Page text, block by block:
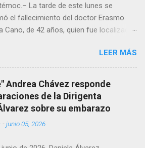
La tarde de este lunes se
el fallecimiento del doctor Erasmo
Cano, de 42 años, quien fue localizado
ubicada en el kilómetro 10 del
Comercial. Según reportes el médico
quitado la vida mientras permanecía
en el consultorio, por lo que
tuvieron que derribar la puerta,
quien se desempeñó como presidente
LEER MÁS
Andrea Chávez responde
de la Dirigenta
sobre su embarazo
-junio 05, 2026